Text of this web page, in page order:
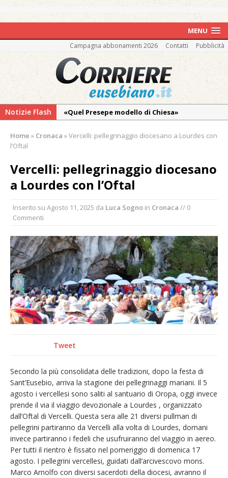
MENU
Campagna abbonamenti 2026 Contatti Pubblicità
Notizie Flash
«Quel Presepe modello di Chiesa»
Ringraziamento: convegno, messa e
Estate di sagre anche per i mezzi storici della
collezione della Fondazione Marazzato
Piscina ex Enal non balneabile dopo i controlli
provvisoria»
La Pro verso l’avvio della Stagione
La Regione stanzia oltre 38mila euro per il
carnevale di Santhià. La soddisfazione della
Pro Loco
Dieci anni fa l’ingresso a Vercelli
dell’arcivescovo mons. Marco Arnolfo
Home » Cronaca »Vercelli: pellegrinaggio diocesano a Lourdes con
l’Oftal
Vercelli: pellegrinaggio diocesano
a Lourdes con l’Oftal
Inserito su Agosto 11, 2025 da Luca Sogno in Cronaca // 0
Commenti
Tweet
Secondo la più consolidata delle tradizioni, dopo la festa di
Sant’Eusebio, arriva la stagione dei pellegrinaggi mariani. Il 5
agosto i vercellesi sono saliti al santuario di Oropa, oggi invece
prende il via il viaggio devozionale a Lourdes , organizzato
dall’Oftal di Vercelli. Questa sera alle 21 diversi pullman di
pellegrini partiranno da Vercelli alla volta di Lourdes, domani
invece partiranno i fedeli che usufruiranno del viaggio in aereo.
Per tutti il rientro è fissato nel pomeriggio di domenica 17
agosto. I pellegrini vercellesi, guidati dall’arcivescovo mons.
Marco Arnolfo con diversi sacerdoti della diocesi, avranno il